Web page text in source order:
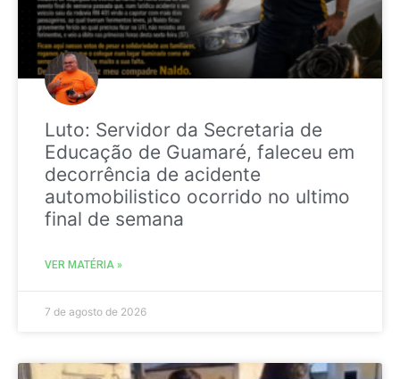
Luto: Servidor da Secretaria de
Educação de Guamaré, faleceu em
decorrência de acidente
automobilistico ocorrido no ultimo
final de semana
VER MATÉRIA »
7 de agosto de 2026